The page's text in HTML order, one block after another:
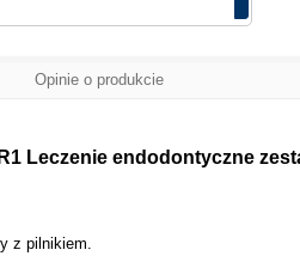
Opinie o produkcie
Leczenie endodontyczne
z pilnikiem.